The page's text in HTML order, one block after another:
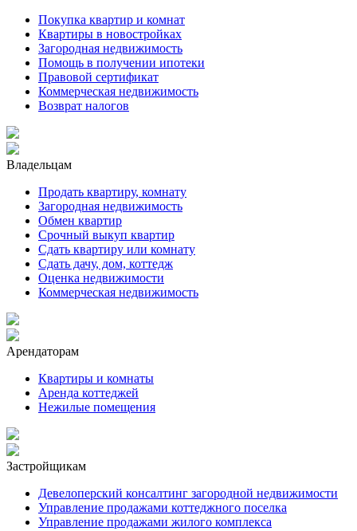
Покупка квартир и комнат
Квартиры в новостройках
Загородная недвижимость
Помощь в получении ипотеки
Правовой сертификат
Коммерческая недвижимость
Возврат налогов
Владельцам
Продать квартиру, комнату
Загородная недвижимость
Обмен квартир
Срочный выкуп квартир
Сдать квартиру или комнату
Сдать дачу, дом, коттедж
Оценка недвижимости
Коммерческая недвижимость
Арендаторам
Квартиры и комнаты
Аренда коттеджей
Нежилые помещения
Застройщикам
Девелоперский консалтинг загородной недвижимости
Управление продажами коттеджного поселка
Управление продажами жилого комплекса